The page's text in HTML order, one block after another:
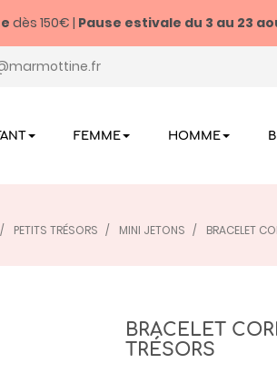
dès 150€ | Pause estivale du 3 au 23
FEMME HOMME
PETITS TRÉSORS MINI JETONS BRACELET
BRACELET
TRÉSORS